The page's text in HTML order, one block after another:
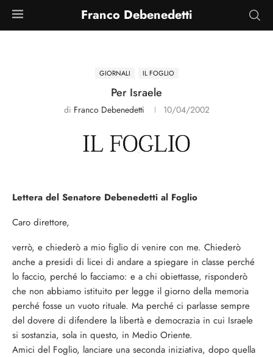
Franco Debenedetti
GIORNALI IL FOGLIO
Per Israele
di Franco Debenedetti 10/04/2002
Lettera del Senatore Debenedetti al Foglio
Caro direttore,
verrò, e chiederò a mio figlio di venire con me. Chiederò
anche a presidi di licei di andare a spiegare in classe perché
lo faccio, perché lo facciamo: e a chi obiettasse, risponderò
che non abbiamo istituito per legge il giorno della memoria
perché fosse un vuoto rituale. Ma perché ci parlasse sempre
del dovere di difendere la libertà e democrazia in cui Israele
si sostanzia, sola in questo, in Medio Oriente.
Amici del Foglio, lanciare una seconda iniziativa, dopo quella